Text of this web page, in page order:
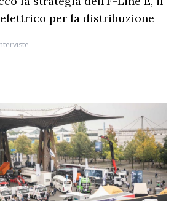
per la distribuzione